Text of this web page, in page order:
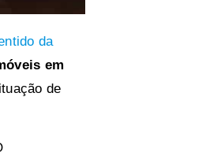
da
em
de